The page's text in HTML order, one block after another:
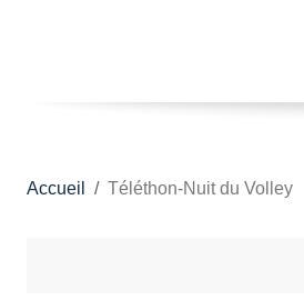
Accueil Téléthon-Nuit du Volley